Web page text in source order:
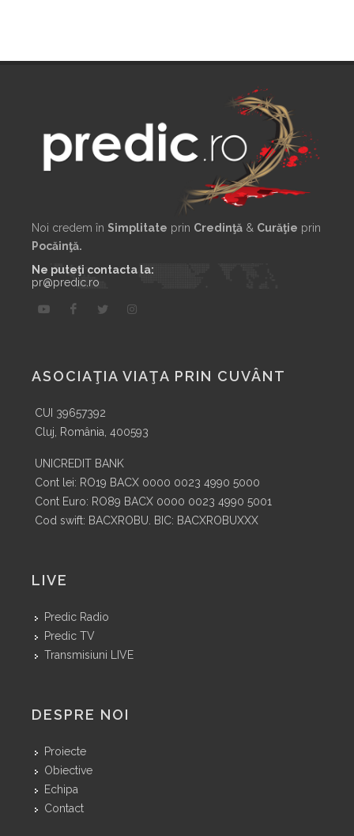
Noi credem în Simplitate prin Credinţă & Curăţie prin
Pocăinţă.
Ne puteţi contacta la:
pr@predic.ro
ASOCIAŢIA VIAŢA PRIN CUVÂNT
CUI 39657392
Cluj, România, 400593
UNICREDIT BANK
Cont lei: RO19 BACX 0000 0023 4990 5000
Cont Euro: RO89 BACX 0000 0023 4990 5001
Cod swift: BACXROBU. BIC: BACXROBUXXX
LIVE
Predic Radio
Predic TV
Transmisiuni LIVE
DESPRE NOI
Proiecte
Obiective
Echipa
Contact